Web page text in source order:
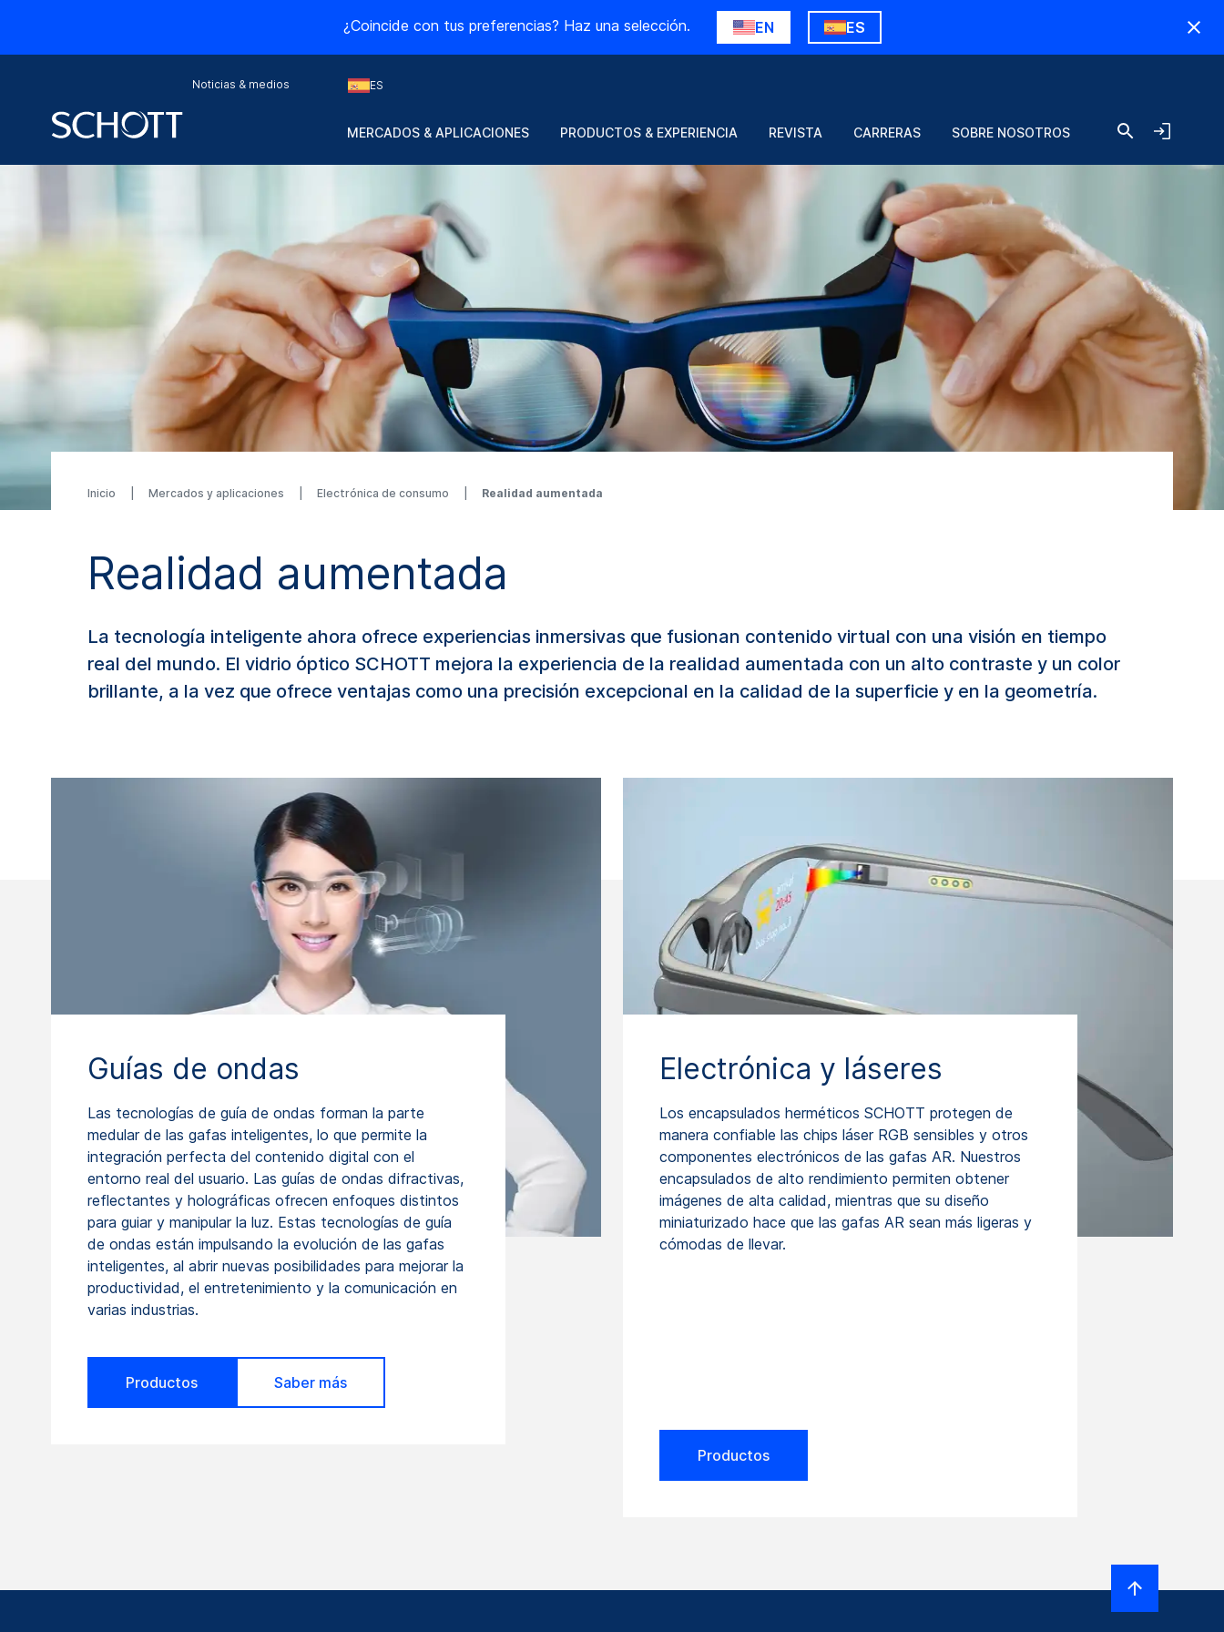
¿Coincide con tus preferencias? Haz una selección. EN ES
Noticias & medios ES
MERCADOS & APLICACIONES PRODUCTOS & EXPERIENCIA REVISTA CARRERAS SOBRE NOSOTROS
Inicio Mercados y aplicaciones Electrónica de consumo Realidad aumentada
Realidad aumentada
La tecnología inteligente ahora ofrece experiencias inmersivas que fusionan contenido virtual con una visión en tiempo
real del mundo. El vidrio óptico SCHOTT mejora la experiencia de la realidad aumentada con un alto contraste y un color
brillante, a la vez que ofrece ventajas como una precisión excepcional en la calidad de la superficie y en la geometría.
Guías de ondas
Las tecnologías de guía de ondas forman la parte
medular de las gafas inteligentes, lo que permite la
integración perfecta del contenido digital con el
entorno real del usuario. Las guías de ondas difractivas,
reflectantes y holográficas ofrecen enfoques distintos
para guiar y manipular la luz. Estas tecnologías de guía
de ondas están impulsando la evolución de las gafas
inteligentes, al abrir nuevas posibilidades para mejorar la
productividad, el entretenimiento y la comunicación en
varias industrias.
Productos Saber más
Electrónica y láseres
Los encapsulados herméticos SCHOTT protegen de
manera confiable las chips láser RGB sensibles y otros
componentes electrónicos de las gafas AR. Nuestros
encapsulados de alto rendimiento permiten obtener
imágenes de alta calidad, mientras que su diseño
miniaturizado hace que las gafas AR sean más ligeras y
cómodas de llevar.
Productos